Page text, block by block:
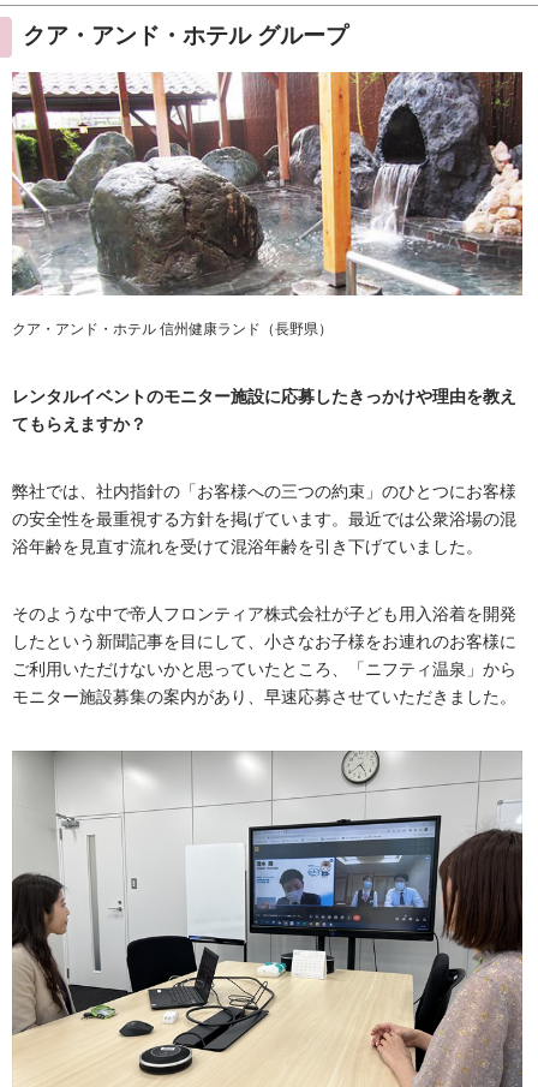
クア・アンド・ホテル グループ
クア・アンド・ホテル 信州健康ランド（長野県）
レンタルイベントのモニター施設に応募したきっかけや理由を教え
てもらえますか？
弊社では、社内指針の「お客様への三つの約束」のひとつにお客様
の安全性を最重視する方針を掲げています。最近では公衆浴場の混
浴年齢を見直す流れを受けて混浴年齢を引き下げていました。
そのような中で帝人フロンティア株式会社が子ども用入浴着を開発
したという新聞記事を目にして、小さなお子様をお連れのお客様に
ご利用いただけないかと思っていたところ、「ニフティ温泉」から
モニター施設募集の案内があり、早速応募させていただきました。